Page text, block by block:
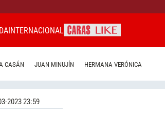
INTERNACIONAL
CASÁN JUAN MINUJÍN HERMANA VERÓNICA
2023 23:59